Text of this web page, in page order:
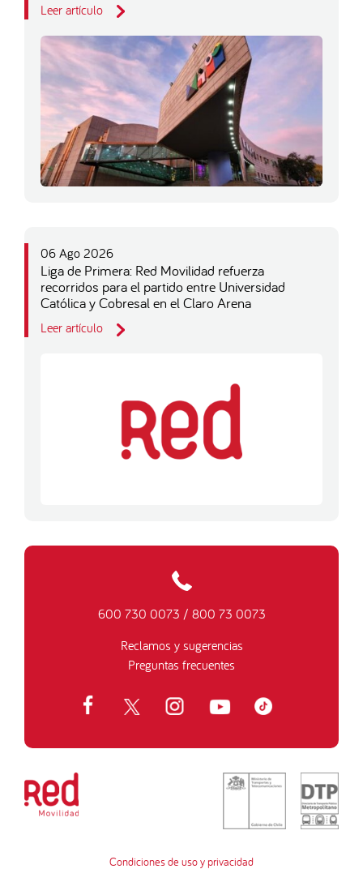
Leer artículo
06 Ago 2026
Liga de Primera: Red Movilidad refuerza
recorridos para el partido entre Universidad
Católica y Cobresal en el Claro Arena
Leer artículo
600 730 0073 / 800 73 0073
Reclamos y sugerencias
Preguntas frecuentes
Condiciones de uso y privacidad